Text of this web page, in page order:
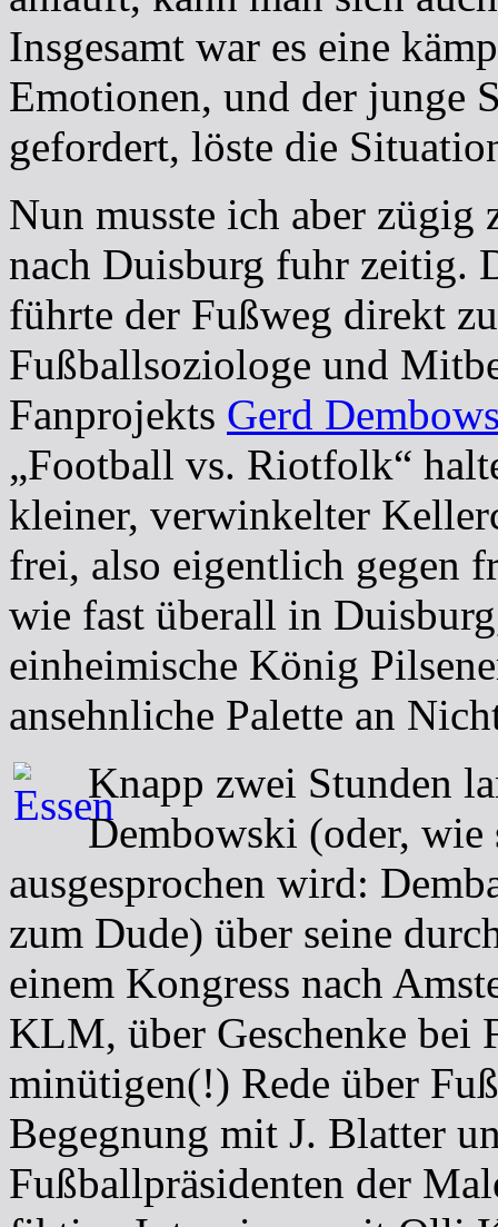
Insgesamt war es eine
Emotionen, und der junge
gefordert, löste die
Nun musste ich aber zügig
nach Duisburg fuhr zeitig.
führte der Fußweg direkt
Fußballsoziologe und
Fanprojekts Gerd
„Football vs. Riotfolk“
kleiner, verwinkelter
frei, also eigentlich gegen
wie fast überall in
einheimische König
ansehnliche Palette an
Knapp zwei Stunden
Dembowski (oder,
ausgesprochen wird:
zum Dude) über seine
einem Kongress nach
KLM, über Geschenke bei
minütigen(!) Rede über
Begegnung mit J. Blatter
Fußballpräsidenten der